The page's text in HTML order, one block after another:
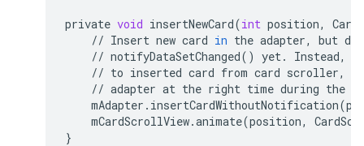
private void insertNewCard(int position,
// Insert new card in the adapter, but don
// notifyDataSetChanged() yet. Instead,
// to inserted card from card scroller,
// adapter at the right time during the
mAdapter . insertCardWithoutNotification(
mCardScrollView.animate(position,
}